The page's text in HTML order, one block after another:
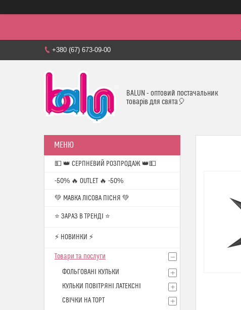
+380 (67) 673-09-00
BALUN - оптовий постачальник
товарів для свята🎈
💵 👑 СЕРПНЕВИЙ РОЗПРОДАЖ 👑💵
-50% 🔥 OUTLET 🔥 -50%
💚 МАВКА ЛІСОВА ПІСНЯ 💚
⭐️ ЗАРАЗ В ТРЕНДІ ⭐️
⚡ НОВИНКИ ⚡
Товари та послуги
ФОЛЬГОВАНІ КУЛЬКИ
КУЛЬКИ ПОВІТРЯНІ ЛАТЕКСНІ
СВІЧКИ НА ТОРТ